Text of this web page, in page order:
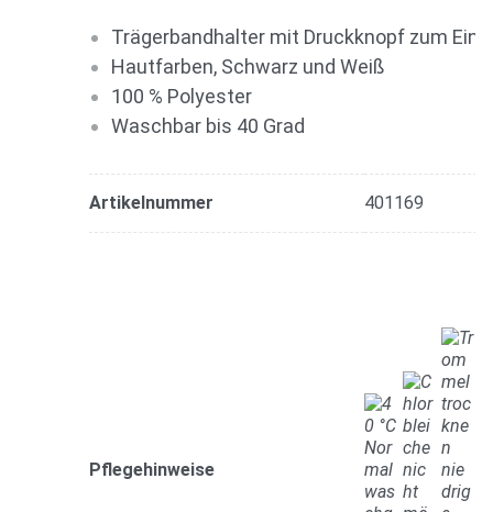
Trägerbandhalter mit Druckknopf zum
Hautfarben, Schwarz und Weiß
100 % Polyester
Waschbar bis 40 Grad
Artikelnummer 401169
Pflegehinweise